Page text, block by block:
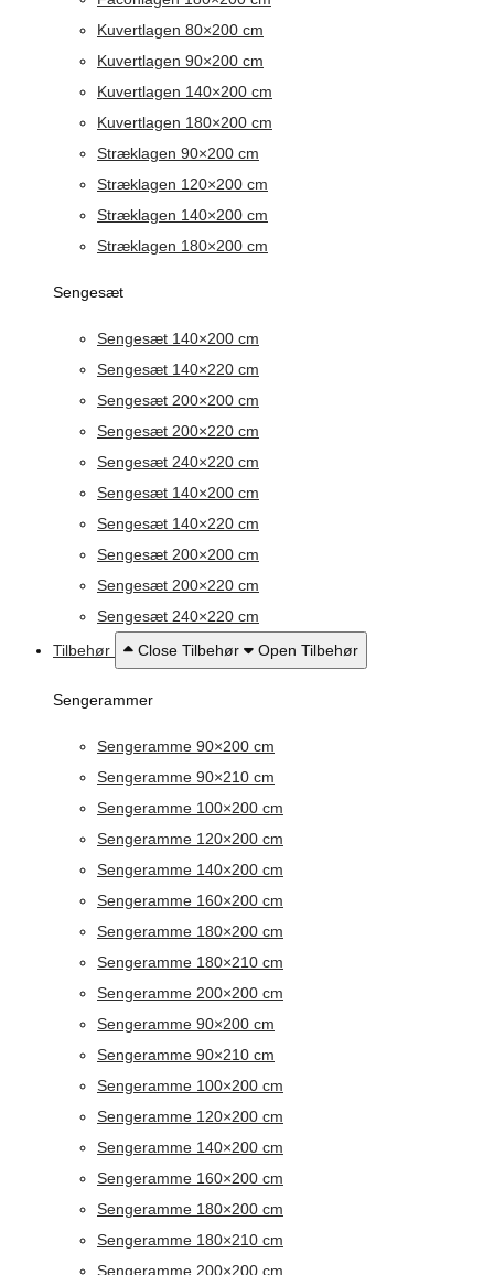
Kuvertlagen 80×200 cm
Kuvertlagen 90×200 cm
Kuvertlagen 140×200 cm
Kuvertlagen 180×200 cm
Stræklagen 90×200 cm
Stræklagen 120×200 cm
Stræklagen 140×200 cm
Stræklagen 180×200 cm
Sengesæt
Sengesæt 140×200 cm
Sengesæt 140×220 cm
Sengesæt 200×200 cm
Sengesæt 200×220 cm
Sengesæt 240×220 cm
Sengesæt 140×200 cm
Sengesæt 140×220 cm
Sengesæt 200×200 cm
Sengesæt 200×220 cm
Sengesæt 240×220 cm
Tilbehør
Close Tilbehør Open Tilbehør
Sengerammer
Sengeramme 90×200 cm
Sengeramme 90×210 cm
Sengeramme 100×200 cm
Sengeramme 120×200 cm
Sengeramme 140×200 cm
Sengeramme 160×200 cm
Sengeramme 180×200 cm
Sengeramme 180×210 cm
Sengeramme 200×200 cm
Sengeramme 90×200 cm
Sengeramme 90×210 cm
Sengeramme 100×200 cm
Sengeramme 120×200 cm
Sengeramme 140×200 cm
Sengeramme 160×200 cm
Sengeramme 180×200 cm
Sengeramme 180×210 cm
Sengeramme 200×200 cm